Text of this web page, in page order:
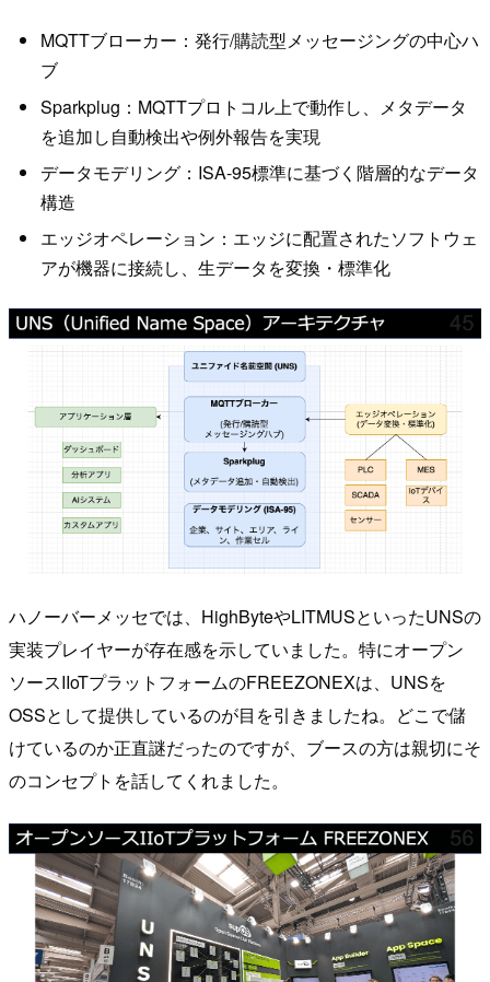
MQTTブローカー：発行/購読型メッセージングの中心ハ
ブ
Sparkplug：MQTTプロトコル上で動作し、メタデータ
を追加し自動検出や例外報告を実現
データモデリング：ISA-95標準に基づく階層的なデータ
構造
エッジオペレーション：エッジに配置されたソフトウェ
アが機器に接続し、生データを変換・標準化
ハノーバーメッセでは、HighByteやLITMUSといったUNSの
実装プレイヤーが存在感を示していました。特にオープン
ソースIIoTプラットフォームのFREEZONEXは、UNSを
OSSとして提供しているのが目を引きましたね。どこで儲
けているのか正直謎だったのですが、ブースの方は親切にそ
のコンセプトを話してくれました。